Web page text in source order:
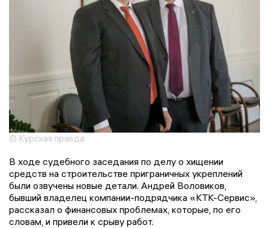
© Курская правда
В ходе судебного заседания по делу о хищении
средств на строительстве приграничных укреплений
были озвучены новые детали. Андрей Воловиков,
бывший владелец компании-подрядчика «КТК-Сервис»,
рассказал о финансовых проблемах, которые, по его
словам, и привели к срыву работ.